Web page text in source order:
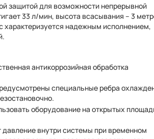
защитой для возможности непрерывной
33 л/мин, высота всасывания – 3
характеризуется надежным исполнением,
антикоррозийная обработка
специальные ребра
оборудование на открытых
внутри системы при временном